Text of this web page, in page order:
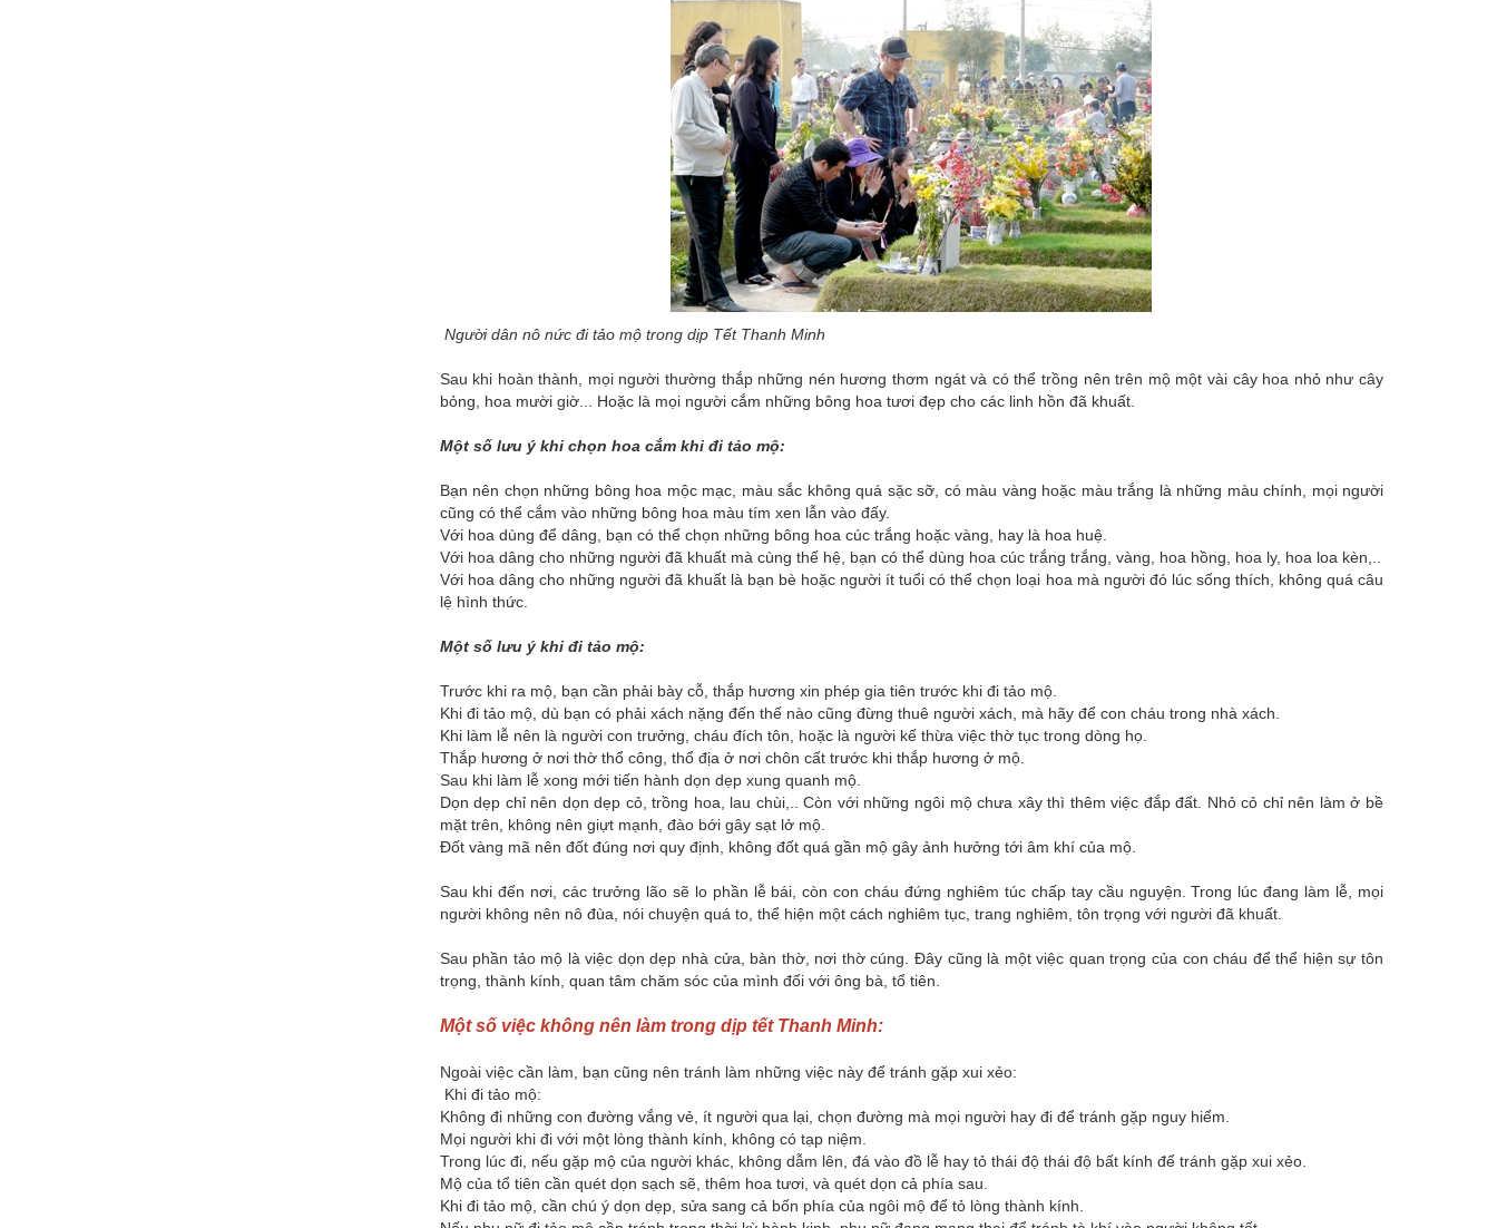
Người dân nô nức đi tảo mộ trong dịp Tết Thanh Minh
Sau khi hoàn thành, mọi người thường thắp những nén hương thơm ngát và có thể trồng nên trên mộ một vài cây hoa nhỏ như cây
bỏng, hoa mười giờ... Hoặc là mọi người cắm những bông hoa tươi đẹp cho các linh hồn đã khuất.
Một số lưu ý khi chọn hoa cắm khi đi tảo mộ:
Bạn nên chọn những bông hoa mộc mạc, màu sắc không quá sặc sỡ, có màu vàng hoặc màu trắng là những màu chính, mọi người
cũng có thể cắm vào những bông hoa màu tím xen lẫn vào đấy.
Với hoa dùng để dâng, bạn có thể chọn những bông hoa cúc trắng hoặc vàng, hay là hoa huệ.
Với hoa dâng cho những người đã khuất mà cùng thế hệ, bạn có thể dùng hoa cúc trắng trắng, vàng, hoa hồng, hoa ly, hoa loa kèn,..
Với hoa dâng cho những người đã khuất là bạn bè hoặc người ít tuổi có thể chọn loại hoa mà người đó lúc sống thích, không quá câu
lệ hình thức.
Một số lưu ý khi đi tảo mộ:
Trước khi ra mộ, bạn cần phải bày cỗ, thắp hương xin phép gia tiên trước khi đi tảo mộ.
Khi đi tảo mộ, dù bạn có phải xách nặng đến thế nào cũng đừng thuê người xách, mà hãy để con cháu trong nhà xách.
Khi làm lễ nên là người con trưởng, cháu đích tôn, hoặc là người kế thừa việc thờ tục trong dòng họ.
Thắp hương ở nơi thờ thổ công, thổ địa ở nơi chôn cất trước khi thắp hương ở mộ.
Sau khi làm lễ xong mới tiến hành dọn dẹp xung quanh mộ.
Dọn dẹp chỉ nên dọn dẹp cỏ, trồng hoa, lau chùi,.. Còn với những ngôi mộ chưa xây thì thêm việc đắp đất. Nhỏ cỏ chỉ nên làm ở bề
mặt trên, không nên giựt mạnh, đào bới gây sạt lở mộ.
Đốt vàng mã nên đốt đúng nơi quy định, không đốt quá gần mộ gây ảnh hưởng tới âm khí của mộ.
Sau khi đến nơi, các trưởng lão sẽ lo phần lễ bái, còn con cháu đứng nghiêm túc chấp tay cầu nguyện. Trong lúc đang làm lễ, mọi
người không nên nô đùa, nói chuyện quá to, thể hiện một cách nghiêm tục, trang nghiêm, tôn trọng với người đã khuất.
Sau phần tảo mộ là việc dọn dẹp nhà cửa, bàn thờ, nơi thờ cúng. Đây cũng là một việc quan trọng của con cháu để thể hiện sự tôn
trọng, thành kính, quan tâm chăm sóc của mình đối với ông bà, tổ tiên.
Một số việc không nên làm trong dịp tết Thanh Minh:
Ngoài việc cần làm, bạn cũng nên tránh làm những việc này để tránh gặp xui xẻo:
Khi đi tảo mộ:
Không đi những con đường vắng vẻ, ít người qua lại, chọn đường mà mọi người hay đi để tránh gặp nguy hiểm.
Mọi người khi đi với một lòng thành kính, không có tạp niệm.
Trong lúc đi, nếu gặp mộ của người khác, không dẫm lên, đá vào đồ lễ hay tỏ thái độ thái độ bất kính để tránh gặp xui xẻo.
Mộ của tổ tiên cần quét dọn sạch sẽ, thêm hoa tươi, và quét dọn cả phía sau.
Khi đi tảo mộ, cần chú ý dọn dẹp, sửa sang cả bốn phía của ngôi mộ để tỏ lòng thành kính.